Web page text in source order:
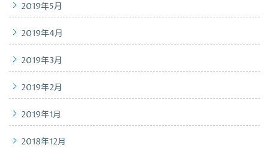
2019年5月
2019年4月
2019年3月
2019年2月
2019年1月
2018年12月